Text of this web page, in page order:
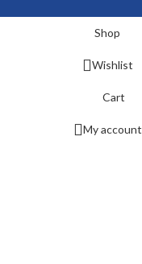
Shop
Wishlist
Cart
My account